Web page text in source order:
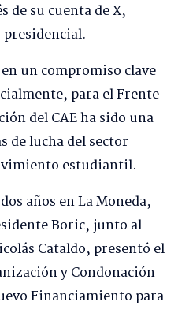
de su cuenta de X,
presidencial.
un compromiso clave
para el Frente
del CAE ha sido una
de lucha del sector
estudiantil.
años en La Moneda,
Boric, junto al
Cataldo, presentó el
y Condonación
Financiamiento para